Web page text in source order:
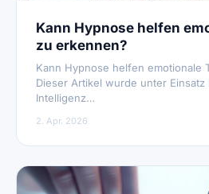
Kann Hypnose helfen
zu erkennen?
Kann Hypnose helfen emotionale
Dieser Artikel wurde unter Einsatz
Intelligenz…
2. Apr. 2026